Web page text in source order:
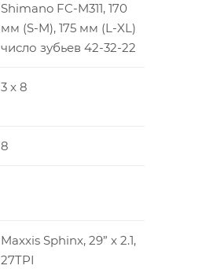
Shimano FC-M311, 170
мм (S-M), 175 мм (L-XL)
число зубьев 42-32-22
3 x 8
8
Maxxis Sphinx, 29” x 2.1,
27TPI